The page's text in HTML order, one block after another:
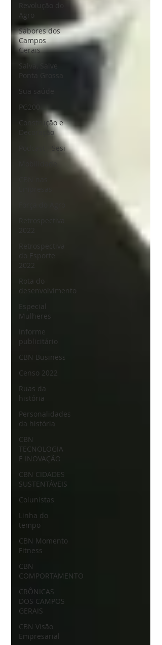
Revolução do
Agro
Sabores dos
Campos
Gerais
Salva, Salve
Ponta Grossa
Sua saúde
PG200
Construção e
Decoração
Podcast - Sesi
do Esporte
2022
Rota do
desenvolvimento
Especial
Mulheres
Informe
publicitário
CBN Business
Censo 2022
Ruas da
história
Personalidades
da história
CBN
TECNOLOGIA
E INOVAÇÃO
CBN CIDADES
SUSTENTÁVEIS
Colunistas
Linha do
tempo
CBN Momento
Fitness
CBN
COMPORTAMENTO
CRÔNICAS
DOS CAMPOS
GERAIS
CBN Visão
Empresarial